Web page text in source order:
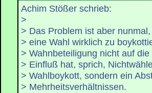
Achim Stößer schrieb:
>
> Das Problem ist aber
> eine Wahl wirklich zu
> Wahnbeteiligung nicht auf
> Einfluß hat, sprich,
> Wahlboykott, sondern ein
> Mehrheitsverhältnissen.